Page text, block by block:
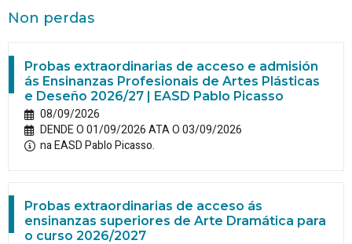
Non perdas
Probas extraordinarias de acceso e admisión
ás Ensinanzas Profesionais de Artes Plásticas
e Deseño 2026/27 | EASD Pablo Picasso
08/09/2026
DENDE O 01/09/2026 ATA O 03/09/2026
na EASD Pablo Picasso.
Probas extraordinarias de acceso ás
ensinanzas superiores de Arte Dramática para
o curso 2026/2027